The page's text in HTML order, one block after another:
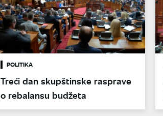
POLITIKA
Treći dan skupštinske rasprave
o rebalansu budžeta